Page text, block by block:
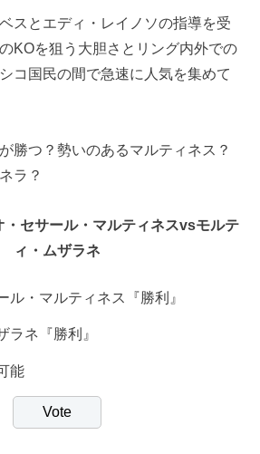
スとエディ・レイノソの指導を受
KOを狙う大胆さとリング内外での
コ国民の間で急速に人気を集めて
勝つ？勢いのあるマルティネス？
ラ？
・セサール・マルティネスvsモルテ
ィ・ムザラネ
ル・マルティネス『勝利』
ラネ『勝利』
能